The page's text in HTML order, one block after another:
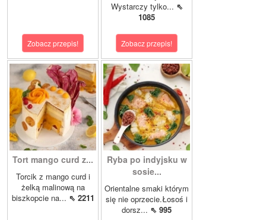
Zobacz przepis!
Wystarczy tylko... ⇖
1085
Zobacz przepis!
Tort mango curd z...
Torcik z mango curd i
żelką malinową na
biszkopcie na... ⇖ 2211
Ryba po indyjsku w
sosie...
Orientalne smaki którym
się nie oprzecie.Łosoś i
dorsz... ⇖ 995